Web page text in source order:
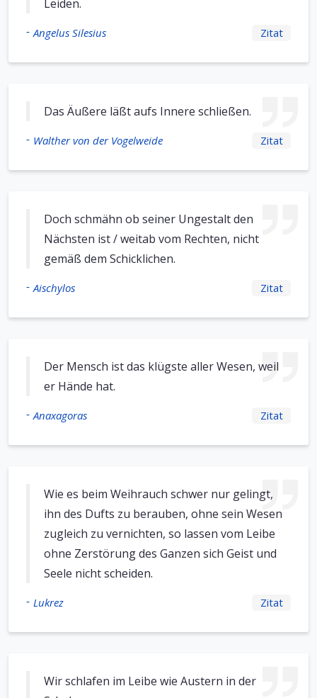
Leiden.
- Angelus Silesius Zitat
Das Äußere läßt aufs Innere schließen.
- Walther von der Vogelweide Zitat
Doch schmähn ob seiner Ungestalt den
Nächsten ist / weitab vom Rechten, nicht
gemäß dem Schicklichen.
- Aischylos Zitat
Der Mensch ist das klügste aller Wesen, weil
er Hände hat.
- Anaxagoras Zitat
Wie es beim Weihrauch schwer nur gelingt,
ihn des Dufts zu berauben, ohne sein Wesen
zugleich zu vernichten, so lassen vom Leibe
ohne Zerstörung des Ganzen sich Geist und
Seele nicht scheiden.
- Lukrez Zitat
Wir schlafen im Leibe wie Austern in der